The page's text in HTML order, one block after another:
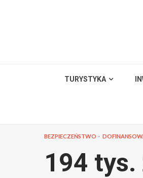
TURYSTYKA
BEZPIECZEŃSTWO
194 tys.